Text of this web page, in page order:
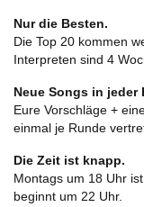
Nur die Besten.
Die Top 20 kommen
Interpreten sind 4
Neue Songs in jeder
Eure Vorschläge +
einmal je Runde
Die Zeit ist knapp.
Montags um 18 Uhr
beginnt um 22 Uhr.